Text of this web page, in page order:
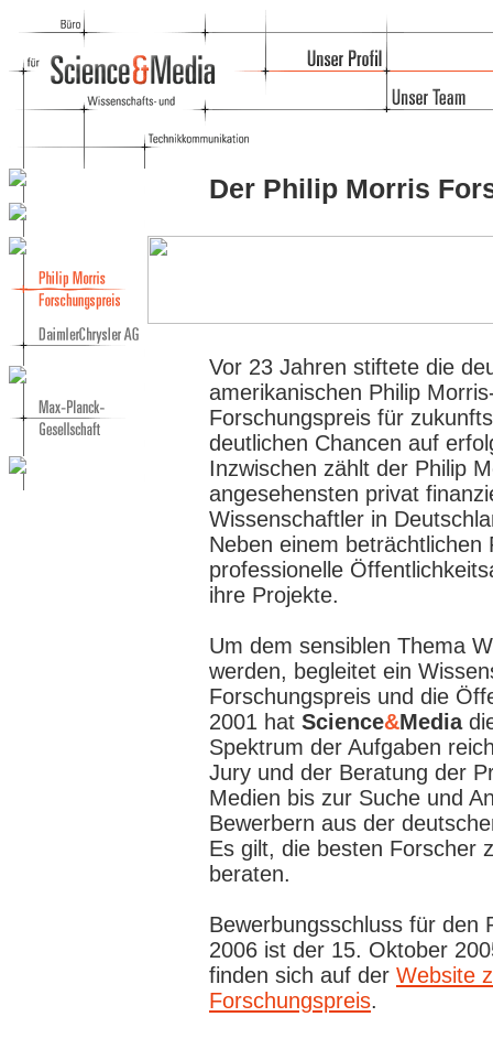
Der Philip Morris
Vor 23 Jahren stiftete die
amerikanischen Philip
Forschungspreis für
deutlichen Chancen auf
Inzwischen zählt der Philip
angesehensten privat
Wissenschaftler in
Neben einem
professionelle
ihre Projekte.
Um dem sensiblen Thema
werden, begleitet ein
Forschungspreis und die
2001 hat Science&Media
Spektrum der Aufgaben
Jury und der Beratung der
Medien bis zur Suche und
Bewerbern aus der
Es gilt, die besten Forscher
beraten.
Bewerbungsschluss für den
2006 ist der 15. Oktober
finden sich auf der Website
Forschungspreis.